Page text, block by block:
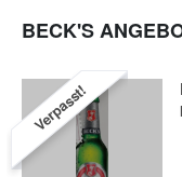
BECK'S
Verpasst!